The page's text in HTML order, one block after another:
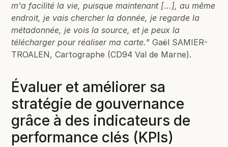
m'a facilité la vie, puisque maintenant [...], au même
endroit, je vais chercher la donnée, je regarde la
métadonnée, je vois la source, et je peux la
télécharger pour réaliser ma carte.” Gaël SAMIER-
TROALEN, Cartographe (CD94 Val de Marne).
Évaluer et améliorer sa
stratégie de gouvernance
grâce à des indicateurs de
performance clés (KPIs)